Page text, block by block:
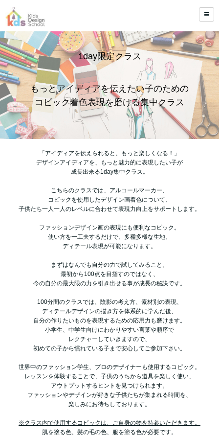
1day限定クラス
もっとアイディアを伝えたい子のための
コピック着色表現を磨ける集中クラス
「アイディアを伝えられると、もっと楽しくなる！」
デザインアイディアを、もっと魅力的に表現したい子が
成長出来る1day集中クラス。
こちらのクラスでは、アルコールマーカー、
コピックを使用したデザイン画着色について、
子供たち一人一人のレベルに合わせて表現力向上をサポートします。
ファッションデザイン画の表現にも便利なコピック。
使い方を一工夫するだけで、多種多様な生地、
ディテール表現が可能になります。
まずはなんでも自分の力で試してみること。
最初から100点を目指すのではなく、
今の自分の最大限の力を引き出せる事が成長の秘訣です。
100分間のクラスでは、陰影の考え方、素材別の表現、
ディテールデザインの描き方を体系的に学んだ後、
自分の作りたいものを表現するための応用力も磨けます。
小学生、中学生向けにわかりやすい言葉や順序で
レクチャーしていきますので、
初めての子から慣れている子まで安心してご参加下さい。
世界中のファッション学生、プロのデザイナーも使用するコピック。
レッスンを体験することで、子供のうちから道具を楽しく使い、
アウトプットするヒントを見つけられます。
ファッションやデザインが好きな子供たちが集まれる時間を、
楽しみにお待ちしております。
※クラス内で使用するコピックは、ご自身の物を持参いただきます。
肌を塗る色、髪の毛の色、服を塗る色が必要です。